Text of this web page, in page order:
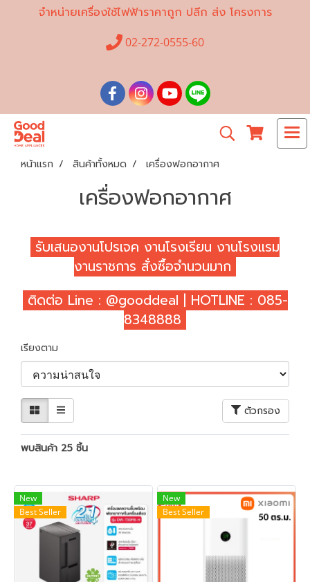
จำหน่ายเครื่องใช้ไฟฟ้าราคาถูก ปลีก ส่ง โครงการ
02-272-0555-60
หน้าแรก สินค้าทั้งหมด เครื่องฟอกอากาศ
เครื่องฟอกอากาศ
รับเสนองานโปรเจค งานโรงเรียน งานโรงแรม
งานราชการ สั่งซื้อจำนวนมาก
ติดต่อ Line : @gooddeal | HOTLINE : 085-
8348888
เรียงตาม
ตัวกรอง
พบสินค้า 25 ชิ้น
New
Best Seller
New
Best Seller